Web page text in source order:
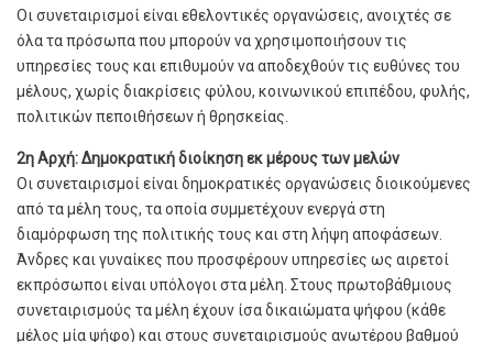
Οι συνεταιρισμοί είναι εθελοντικές οργανώσεις, ανοιχτές σε
όλα τα πρόσωπα που μπορούν να χρησιμοποιήσουν τις
υπηρεσίες τους και επιθυμούν να αποδεχθούν τις ευθύνες του
μέλους, χωρίς διακρίσεις φύλου, κοινωνικού επιπέδου, φυλής,
πολιτικών πεποιθήσεων ή θρησκείας.
2η Αρχή: Δημοκρατική διοίκηση εκ μέρους των μελών
Οι συνεταιρισμοί είναι δημοκρατικές οργανώσεις διοικούμενες
από τα μέλη τους, τα οποία συμμετέχουν ενεργά στη
διαμόρφωση της πολιτικής τους και στη λήψη αποφάσεων.
Άνδρες και γυναίκες που προσφέρουν υπηρεσίες ως αιρετοί
εκπρόσωποι είναι υπόλογοι στα μέλη. Στους πρωτοβάθμιους
συνεταιρισμούς τα μέλη έχουν ίσα δικαιώματα ψήφου (κάθε
μέλος μία ψήφο) και στους συνεταιρισμούς ανωτέρου βαθμού